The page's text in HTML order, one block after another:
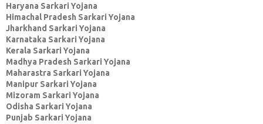
Haryana Sarkari Yojana
Himachal Pradesh Sarkari Yojana
Jharkhand Sarkari Yojana
Karnataka Sarkari Yojana
Kerala Sarkari Yojana
Madhya Pradesh Sarkari Yojana
Maharastra Sarkari Yojana
Manipur Sarkari Yojana
Mizoram Sarkari Yojana
Odisha Sarkari Yojana
Punjab Sarkari Yojana